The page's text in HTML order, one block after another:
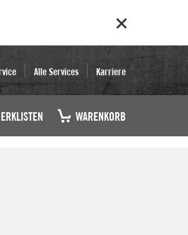
Alle Services Karriere
WARENKORB